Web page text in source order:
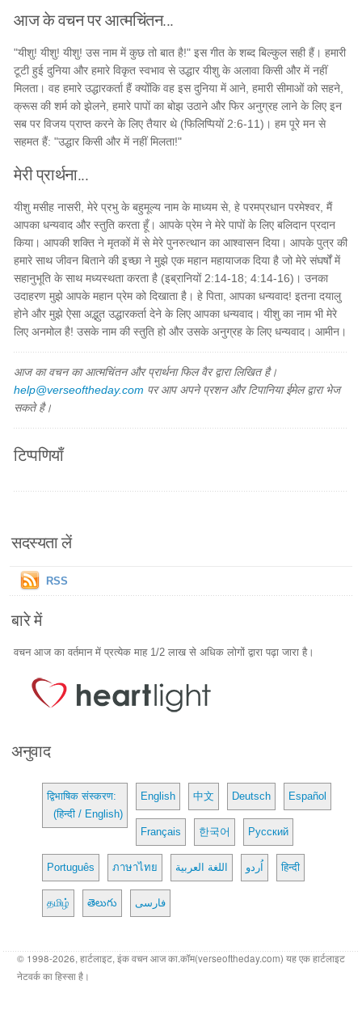
आज के वचन पर आत्मचिंतन...
"यीशु! यीशु! यीशु! उस नाम में कुछ तो बात है!" इस गीत के शब्द बिल्कुल सही हैं। हमारी
टूटी हुई दुनिया और हमारे विकृत स्वभाव से उद्धार यीशु के अलावा किसी और में नहीं
मिलता। वह हमारे उद्धारकर्ता हैं क्योंकि वह इस दुनिया में आने, हमारी सीमाओं को सहने,
क्रूस की शर्म को झेलने, हमारे पापों का बोझ उठाने और फिर अनुग्रह लाने के लिए इन
सब पर विजय प्राप्त करने के लिए तैयार थे (फिलिप्पियों 2:6-11)। हम पूरे मन से
सहमत हैं: "उद्धार किसी और में नहीं मिलता!"
मेरी प्रार्थना...
यीशु मसीह नासरी, मेरे प्रभु के बहुमूल्य नाम के माध्यम से, हे परमप्रधान परमेश्वर, मैं
आपका धन्यवाद और स्तुति करता हूँ। आपके प्रेम ने मेरे पापों के लिए बलिदान प्रदान
किया। आपकी शक्ति ने मृतकों में से मेरे पुनरुत्थान का आश्वासन दिया। आपके पुत्र की
हमारे साथ जीवन बिताने की इच्छा ने मुझे एक महान महायाजक दिया है जो मेरे संघर्षों में
सहानुभूति के साथ मध्यस्थता करता है (इब्रानियों 2:14-18; 4:14-16)। उनका
उदाहरण मुझे आपके महान प्रेम को दिखाता है। हे पिता, आपका धन्यवाद! इतना दयालु
होने और मुझे ऐसा अद्भुत उद्धारकर्ता देने के लिए आपका धन्यवाद। यीशु का नाम भी मेरे
लिए अनमोल है! उसके नाम की स्तुति हो और उसके अनुग्रह के लिए धन्यवाद। आमीन।
आज का वचन का आत्मचिंतन और प्रार्थना फिल वैर द्वारा लिखित है।
help@verseoftheday.com पर आप अपने प्रशन और टिपानिया ईमेल द्वारा भेज
सकते है।
टिप्पणियाँ
सदस्यता लें
RSS
बारे में
वचन आज का वर्तमान में प्रत्येक माह 1/2 लाख से अधिक लोगों द्वारा पढ़ा जारा है।
अनुवाद
द्विभाषिक संस्करण:
(हिन्दी / English)
English 中文 Deutsch Español
Français 한국어 Русский
Português ภาษาไทย اللغة العربية اُردو हिन्दी
தமிழ் తెలుగు فارسی
© 1998-2026, हार्टलाइट, इंक वचन आज का.कॉम(verseoftheday.com) यह एक हार्टलाइट
नेटवर्क का हिस्सा है।